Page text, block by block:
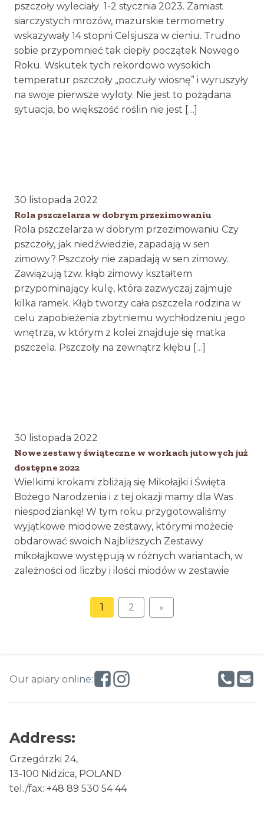
pszczoły wyleciały 1-2 stycznia 2023. Zamiast
siarczystych mrozów, mazurskie termometry
wskazywały 14 stopni Celsjusza w cieniu. Trudno
sobie przypomnieć tak ciepły początek Nowego
Roku. Wskutek tych rekordowo wysokich
temperatur pszczoły „poczuły wiosnę” i wyruszyły
na swoje pierwsze wyloty. Nie jest to pożądana
sytuacja, bo większość roślin nie jest […]
30 listopada 2022
Rola pszczelarza w dobrym przezimowaniu
Rola pszczelarza w dobrym przezimowaniu Czy
pszczoły, jak niedźwiedzie, zapadają w sen
zimowy? Pszczoły nie zapadają w sen zimowy.
Zawiązują tzw. kłąb zimowy kształtem
przypominający kulę, która zazwyczaj zajmuje
kilka ramek. Kłąb tworzy cała pszczela rodzina w
celu zapobieżenia zbytniemu wychłodzeniu jego
wnętrza, w którym z kolei znajduje się matka
pszczela. Pszczoły na zewnątrz kłębu […]
30 listopada 2022
Nowe zestawy świąteczne w workach jutowych już
dostępne 2022
Wielkimi krokami zbliżają się Mikołajki i Święta
Bożego Narodzenia i z tej okazji mamy dla Was
niespodziankę! W tym roku przygotowaliśmy
wyjątkowe miodowe zestawy, którymi możecie
obdarować swoich Najbliższych Zestawy
mikołajkowe występują w różnych wariantach, w
zależności od liczby i ilości miodów w zestawie
1 2 »
Our apiary online:
Address:
Grzegórzki 24,
13-100 Nidzica, POLAND
tel./fax: +48 89 530 54 44